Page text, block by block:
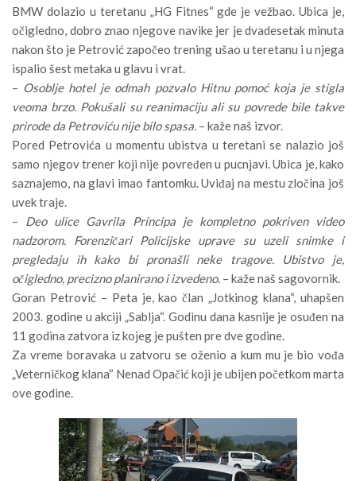
BMW dolazio u teretanu „HG Fitnes“ gde je vežbao. Ubica je,
očigledno, dobro znao njegove navike jer je dvadesetak minuta
nakon što je Petrović započeo trening ušao u teretanu i u njega
ispalio šest metaka u glavu i vrat.
– Osoblje hotel je odmah pozvalo Hitnu pomoć koja je stigla
veoma brzo. Pokušali su reanimaciju ali su povrede bile takve
prirode da Petroviću nije bilo spasa. – kaže naš izvor.
Pored Petrovića u momentu ubistva u teretani se nalazio još
samo njegov trener koji nije povređen u pucnjavi. Ubica je, kako
saznajemo, na glavi imao fantomku. Uviđaj na mestu zločina još
uvek traje.
– Deo ulice Gavrila Principa je kompletno pokriven video
nadzorom. Forenzičari Policijske uprave su uzeli snimke i
pregledaju ih kako bi pronašli neke tragove. Ubistvo je,
očigledno, precizno planirano i izvedeno. – kaže naš sagovornik.
Goran Petrović – Peta je, kao član „Jotkinog klana“, uhapšen
2003. godine u akciji „Sablja“. Godinu dana kasnije je osuđen na
11 godina zatvora iz kojeg je pušten pre dve godine.
Za vreme boravaka u zatvoru se oženio a kum mu je bio vođa
„Veterničkog klana“ Nenad Opačić koji je ubijen početkom marta
ove godine.